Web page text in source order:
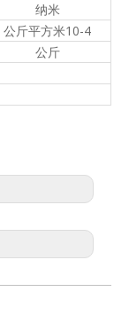
纳米
公斤平方米10-4
公斤